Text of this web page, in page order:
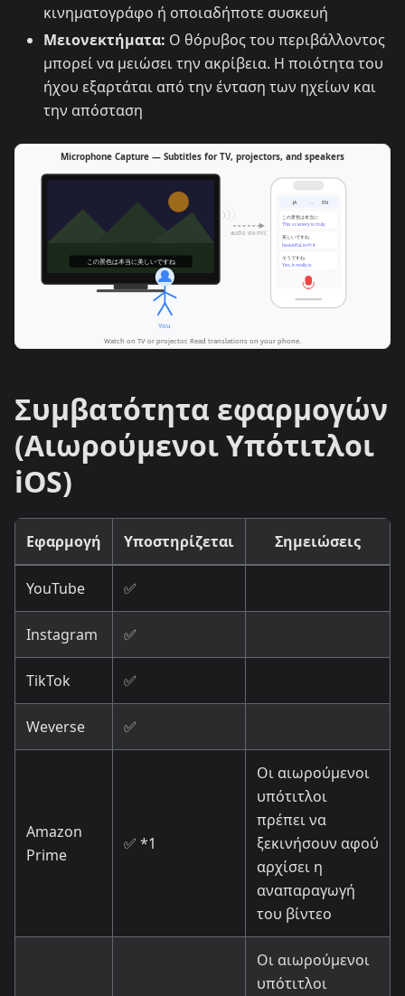
κινηματογράφο ή οποιαδήποτε συσκευή
Μειονεκτήματα: Ο θόρυβος του περιβάλλοντος
μπορεί να μειώσει την ακρίβεια. Η ποιότητα του
ήχου εξαρτάται από την ένταση των ηχείων και
την απόσταση
Συμβατότητα εφαρμογών
(Αιωρούμενοι Υπότιτλοι
iOS)
Εφαρμογή Υποστηρίζεται Σημειώσεις
YouTube ✅
Instagram ✅
TikTok ✅
Weverse ✅
Amazon
Prime
✅ *1
Οι αιωρούμενοι
υπότιτλοι
πρέπει να
ξεκινήσουν αφού
αρχίσει η
αναπαραγωγή
του βίντεο
Οι αιωρούμενοι
υπότιτλοι